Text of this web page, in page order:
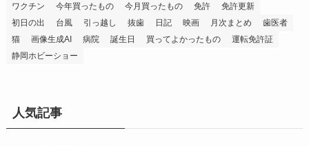
ワクチン
今年買ったもの 今月買ったもの 免許
免許更新
初日の出
台風 引っ越し 抜歯 日記 映画 月次まとめ
歯医者
猫
画像生成AI 病院 誕生日 買ってよかったもの
運転免許証
静岡ホビーショー
人気記事